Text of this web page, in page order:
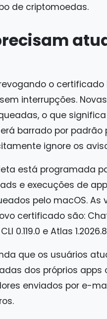
de criptomoedas.
o
interrupções.
o que
barrado por
ignore os
está programada
e execuções de
pelo macOS.
certificado são:
0.119.0 e Atlas
que os usuários
dos próprios apps
enviados por e-